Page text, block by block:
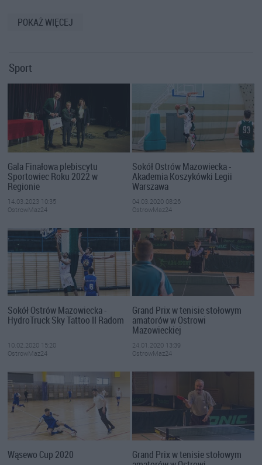
POKAŻ WIĘCEJ
Sport
Gala Finałowa plebiscytu
Sportowiec Roku 2022 w
Regionie
14.03.2023 10:35
OstrowMaz24
Sokół Ostrów Mazowiecka -
Akademia Koszykówki Legii
Warszawa
04.03.2020 08:26
OstrowMaz24
Sokół Ostrów Mazowiecka -
HydroTruck Sky Tattoo II Radom
10.02.2020 15:20
OstrowMaz24
Grand Prix w tenisie stołowym
amatorów w Ostrowi
Mazowieckiej
24.01.2020 13:39
OstrowMaz24
Wąsewo Cup 2020 Grand Prix w tenisie stołowym